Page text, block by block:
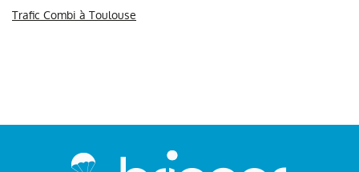
Trafic Combi à Toulouse